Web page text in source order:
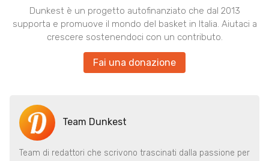
Dunkest è un progetto autofinanziato che dal 2013
supporta e promuove il mondo del basket in Italia. Aiutaci a
crescere sostenendoci con un contributo.
Fai una donazione
Team Dunkest
Team di redattori che scrivono trascinati dalla passione per